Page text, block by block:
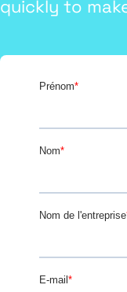
quickly to